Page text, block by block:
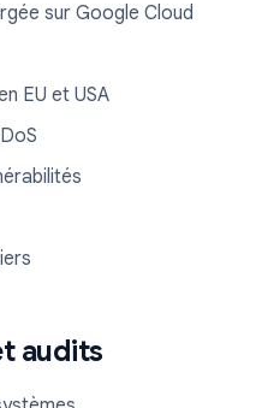
sur Google Cloud
EU et USA
audits